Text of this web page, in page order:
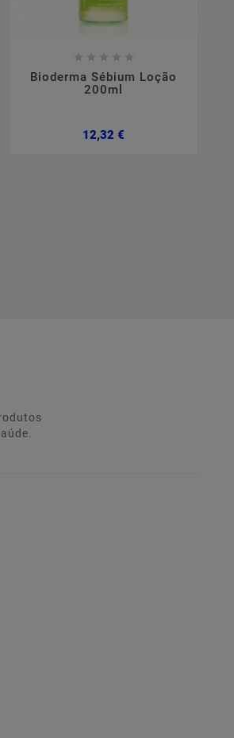
    
Bioderma Sébium Loção
200ml
12,32 €